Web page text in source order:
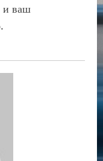
и ваш